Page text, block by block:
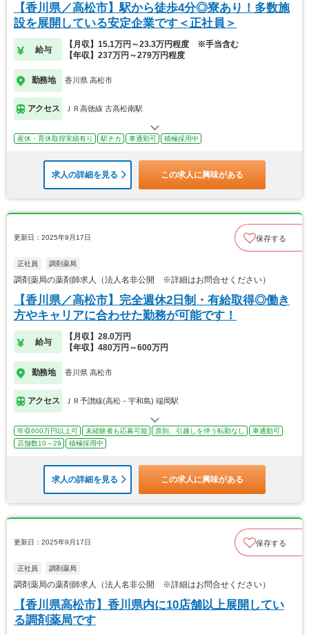
【香川県／高松市】駅から徒歩4分◎寮あり！多数施
設を展開している安定企業です＜正社員＞
給与
【月収】15.1万円～23.3万円程度 ※手当含む
【年収】237万円～279万円程度
勤務地 香川県 高松市
アクセス ＪＲ高徳線 古高松南駅
産休・育休取得実績有り 駅チカ 車通勤可 積極採用中
求人の詳細を見る この求人に興味がある
更新日：2025年9月17日 保存する
正社員 調剤薬局
調剤薬局の薬剤師求人（法人名非公開 ※詳細はお問合せください）
【香川県／高松市】完全週休2日制・有給取得◎働き
方やキャリアに合わせた勤務が可能です！
給与
【月収】28.0万円
【年収】480万円～600万円
勤務地 香川県 高松市
アクセス ＪＲ予讃線(高松－宇和島) 端岡駅
年収600万円以上可 未経験者も応募可能 原則、引越しを伴う転勤なし
車通勤可
店舗数10～29
積極採用中
求人の詳細を見る この求人に興味がある
更新日：2025年9月17日 保存する
正社員 調剤薬局
調剤薬局の薬剤師求人（法人名非公開 ※詳細はお問合せください）
【香川県高松市】香川県内に10店舗以上展開してい
る調剤薬局です